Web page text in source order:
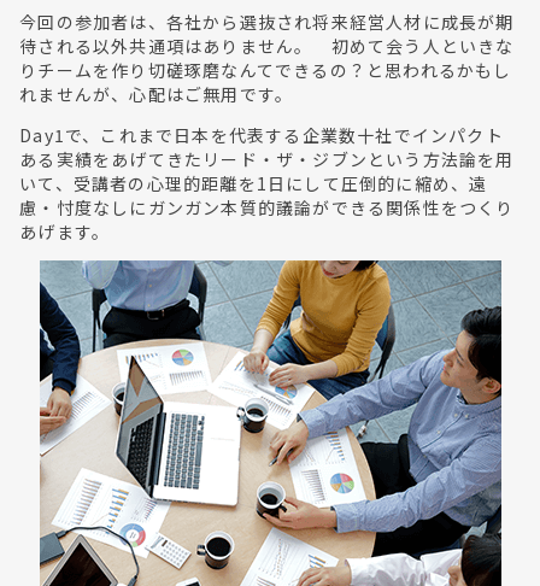
今回の参加者は、各社から選抜され将来経営人材に成長が期
待される以外共通項はありません。 初めて会う人といきな
りチームを作り切磋琢磨なんてできるの？と思われるかもし
れませんが、心配はご無用です。
Day1で、これまで日本を代表する企業数十社でインパクト
ある実績をあげてきたリード・ザ・ジブンという方法論を用
いて、受講者の心理的距離を1日にして圧倒的に縮め、遠
慮・忖度なしにガンガン本質的議論ができる関係性をつくり
あげます。